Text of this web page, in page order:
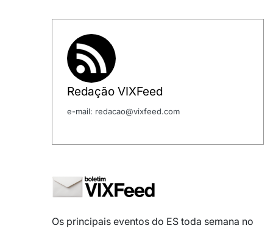
Redação VIXFeed
e-mail: redacao@vixfeed.com
Os principais eventos do ES toda semana no